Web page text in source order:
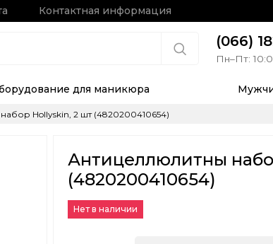
Контактная информация
(066)
Пн–Пт:
для маникюра
Hollyskin, 2 шт (4820200410654)
Антицеллюлитны
(4820200410654)
Нет в наличии